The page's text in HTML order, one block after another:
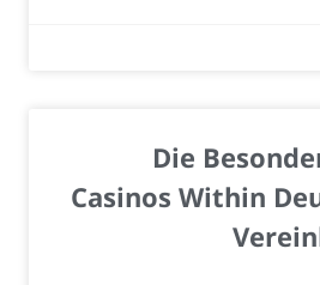
Die
Casinos Within